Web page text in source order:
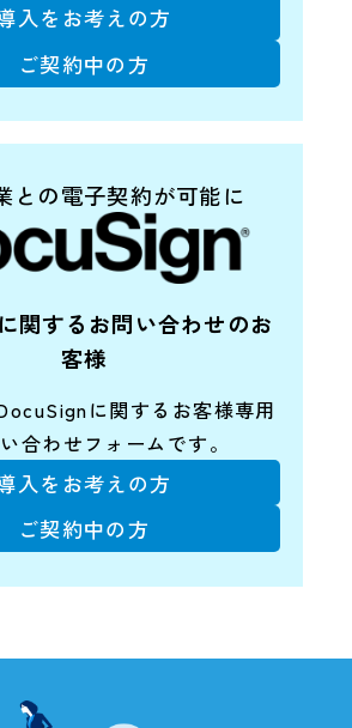
入をお考えの方
ご契約中の方
との電子契約が可能に
関するお問い合わせのお
客様
に関する お客様専用
合わせフォームです。
入をお考えの方
ご契約中の方